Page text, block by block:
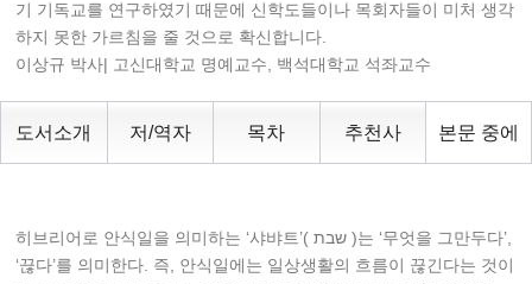
기 기독교를 연구하였기 때문에 신학도들이나 목회자들이 미처 생각
하지 못한 가르침을 줄 것으로 확신합니다.
이상규 박사| 고신대학교 명예교수, 백석대학교 석좌교수
도서소개 저/역자 목차 추천사 본문 중에
히브리어로 안식일을 의미하는 ‘샤뱌트’( שבת )는 ‘무엇을 그만두다’,
‘끊다’를 의미한다. 즉, 안식일에는 일상생활의 흐름이 끊긴다는 것이